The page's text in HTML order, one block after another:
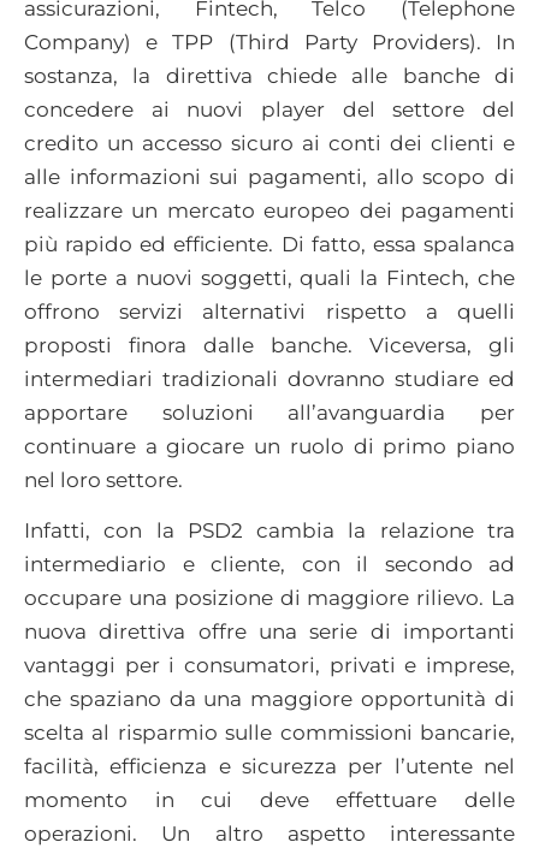
assicurazioni, Fintech, Telco (Telephone
Company) e TPP (Third Party Providers). In
sostanza, la direttiva chiede alle banche di
concedere ai nuovi player del settore del
credito un accesso sicuro ai conti dei clienti e
alle informazioni sui pagamenti, allo scopo di
realizzare un mercato europeo dei pagamenti
più rapido ed efficiente. Di fatto, essa spalanca
le porte a nuovi soggetti, quali la Fintech, che
offrono servizi alternativi rispetto a quelli
proposti finora dalle banche. Viceversa, gli
intermediari tradizionali dovranno studiare ed
apportare soluzioni all’avanguardia per
continuare a giocare un ruolo di primo piano
nel loro settore.
Infatti, con la PSD2 cambia la relazione tra
intermediario e cliente, con il secondo ad
occupare una posizione di maggiore rilievo. La
nuova direttiva offre una serie di importanti
vantaggi per i consumatori, privati e imprese,
che spaziano da una maggiore opportunità di
scelta al risparmio sulle commissioni bancarie,
facilità, efficienza e sicurezza per l’utente nel
momento in cui deve effettuare delle
operazioni. Un altro aspetto interessante